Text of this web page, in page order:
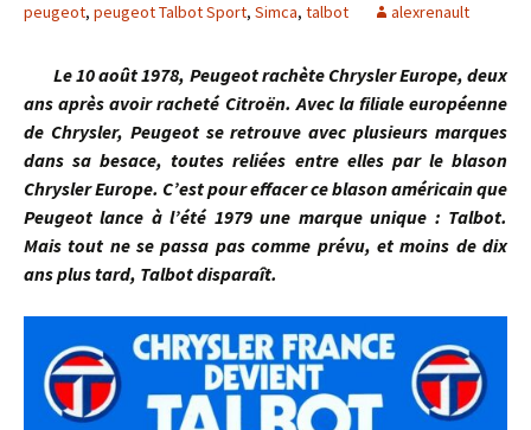
peugeot, peugeot Talbot Sport, Simca, talbot alexrenault
Le 10 août 1978, Peugeot rachète Chrysler Europe, deux
ans après avoir racheté Citroën. Avec la filiale européenne
de Chrysler, Peugeot se retrouve avec plusieurs marques
dans sa besace, toutes reliées entre elles par le blason
Chrysler Europe. C’est pour effacer ce blason américain que
Peugeot lance à l’été 1979 une marque unique : Talbot.
Mais tout ne se passa pas comme prévu, et moins de dix
ans plus tard, Talbot disparaît.